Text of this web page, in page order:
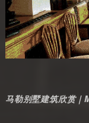
马勒别墅建筑欣赏